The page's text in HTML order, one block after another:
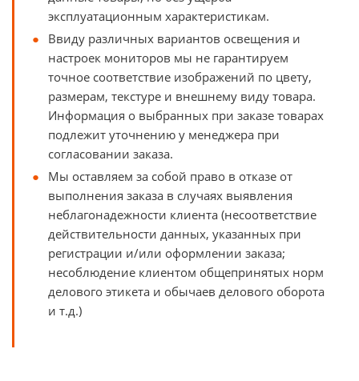
эксплуатационным характеристикам.
Ввиду различных вариантов освещения и
настроек мониторов мы не гарантируем
точное соответствие изображений по цвету,
размерам, текстуре и внешнему виду товара.
Информация о выбранных при заказе товарах
подлежит уточнению у менеджера при
согласовании заказа.
Мы оставляем за собой право в отказе от
выполнения заказа в случаях выявления
неблагонадежности клиента (несоответствие
действительности данных, указанных при
регистрации и/или оформлении заказа;
несоблюдение клиентом общепринятых норм
делового этикета и обычаев делового оборота
и т.д.)